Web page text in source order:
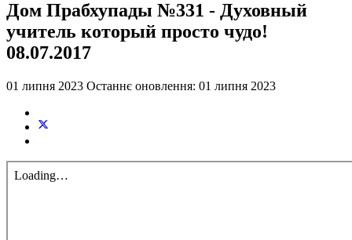
Дом Прабхупады №331 - Духовный
учитель который просто чудо!
08.07.2017
01 липня 2023 Останнє оновлення: 01 липня 2023